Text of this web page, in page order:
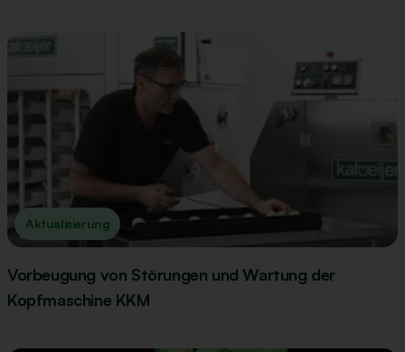
Aktualisierung
Vorbeugung von Störungen und Wartung der
Kopfmaschine KKM